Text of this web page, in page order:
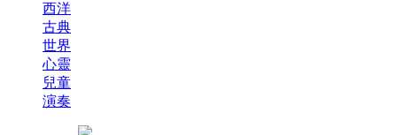
西洋
古典
世界
心靈
兒童
演奏